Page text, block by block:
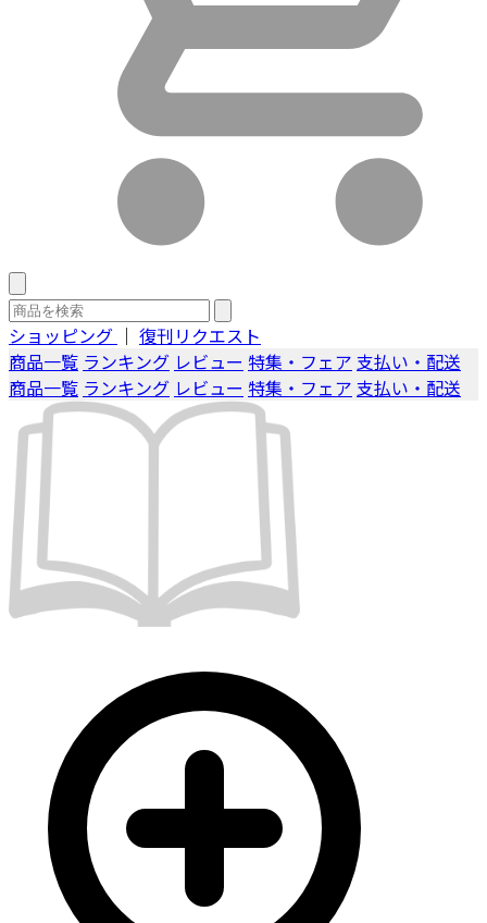
ショッピング ｜ 復刊リクエスト
商品一覧 ランキング レビュー 特集・フェア 支払い・配送
商品一覧 ランキング レビュー 特集・フェア 支払い・配送